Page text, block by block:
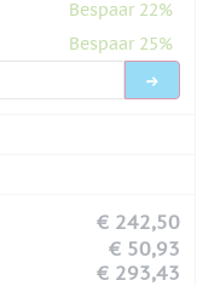
Bespaar 22%
Bespaar 25%
€ 242,50
€ 50,93
€ 293,43